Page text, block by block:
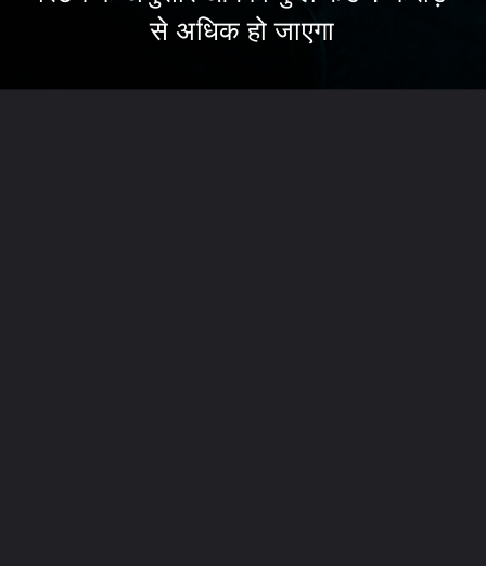
से अधिक हो जाएगा